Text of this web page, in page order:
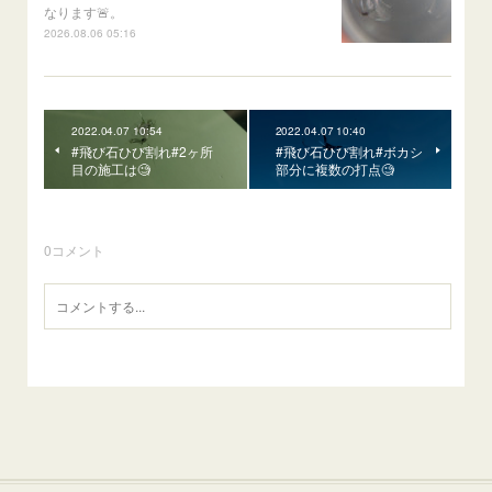
なります🚨。
2026.08.06 05:16
2022.04.07 10:54
#飛び石ひび割れ#2ヶ所
目の施工は🧐
2022.04.07 10:40
#飛び石ひび割れ#ボカシ
部分に複数の打点🧐
0コメント